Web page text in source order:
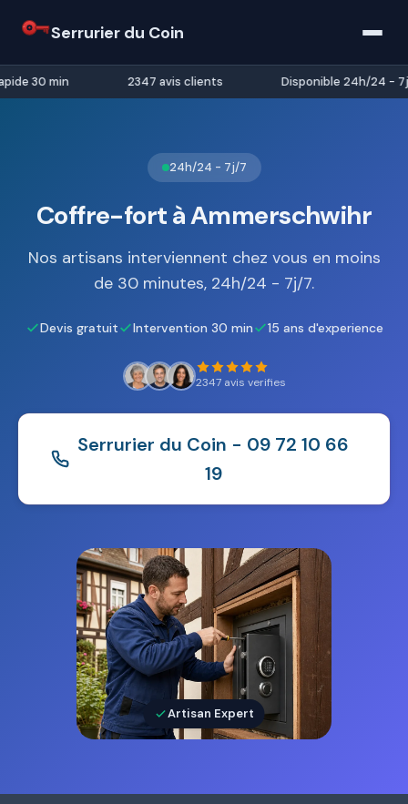
Serrurier du Coin
30 min 2347 avis clients Disponible 24h/24 - 7j/
24h/24 - 7j/7
Coffre-fort à Ammerschwihr
Nos artisans interviennent chez vous en moins
de 30 minutes, 24h/24 - 7j/7.
Devis gratuit Intervention 30 min 15 ans d'experience
2347 avis verifies
Serrurier du Coin - 09 72 10 66
19
Artisan Expert